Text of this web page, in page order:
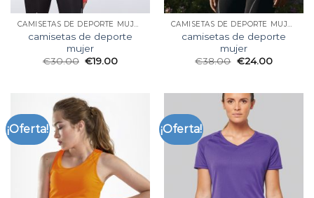
CAMISETAS DE DEPORTE MUJER
camisetas de deporte
mujer
€30.00 €19.00
CAMISETAS DE DEPORTE MUJER
camisetas de deporte
mujer
€38.00 €24.00
¡Oferta! ¡Oferta!